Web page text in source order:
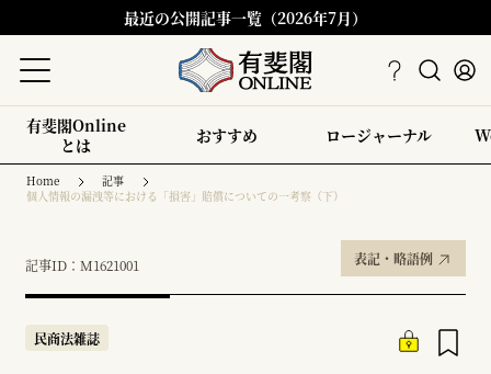
最近の公開記事一覧（2026年7月）
有斐閣Online
とは
おすすめ ロージャーナル
Home
記事
個人情報の漏洩等における「損害」賠償についての一考察（下）
記事ID：M1621001 表記・略語例
民商法雑誌